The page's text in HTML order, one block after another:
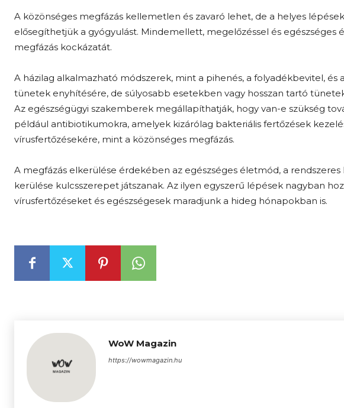
A közönséges megfázás kellemetlen és zavaró lehet, de a helyes
elősegíthetjük a gyógyulást. Mindemellett, megelőzéssel és
megfázás kockázatát.
A házilag alkalmazható módszerek, mint a pihenés, a folyadékbevitel, és
tünetek enyhítésére, de súlyosabb esetekben vagy hosszan tartó
Az egészségügyi szakemberek megállapíthatják, hogy van-e szükség
például antibiotikumokra, amelyek kizárólag bakteriális fertőzések
vírusfertőzésekére, mint a közönséges megfázás.
A megfázás elkerülése érdekében az egészséges életmód, a
kerülése kulcsszerepet játszanak. Az ilyen egyszerű lépések nagyban
vírusfertőzéseket és egészségesek maradjunk a hideg hónapokban is.
WoW Magazin
https://wowmagazin.hu